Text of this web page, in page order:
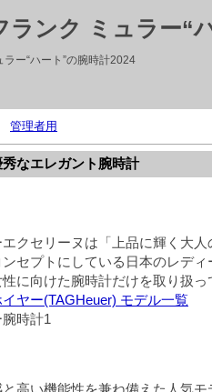
ランク ミュラー“
ラー“ハート”の腕時計2024
管理者用
秀なエレガント腕時計
クセリーヌは「上品に輝く大
セプトにしている日本のレデ
に向けた腕時計だけを取り扱っ
イヤー(TAGHeuer) モデル一覧
時計1
と高い機能性を兼ね備えた人気